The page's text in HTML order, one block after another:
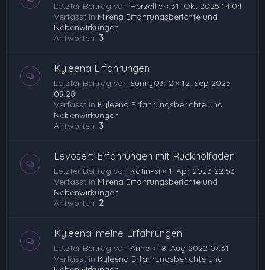
Letzter Beitrag von Herzellie « 31. Okt 2025 14:04
Verfasst in Mirena Erfahrungsberichte und
Nebenwirkungen
Antworten: 3
Kyleena Erfahrungen
Letzter Beitrag von Sunny03.12 « 12. Sep 2025
09:28
Verfasst in Kyleena Erfahrungsberichte und
Nebenwirkungen
Antworten: 3
Levosert Erfahrungen mit Rückholfaden
Letzter Beitrag von Katinksi « 1. Apr 2023 22:53
Verfasst in Mirena Erfahrungsberichte und
Nebenwirkungen
Antworten: 2
Kyleena: meine Erfahrungen
Letzter Beitrag von Änne « 18. Aug 2022 07:31
Verfasst in Kyleena Erfahrungsberichte und